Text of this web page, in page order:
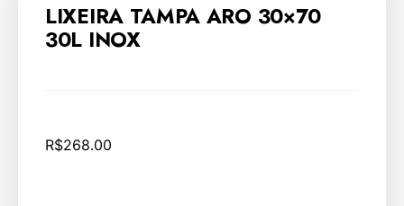
LIXEIRA TAMPA ARO 30×70
30L INOX
R$268.00